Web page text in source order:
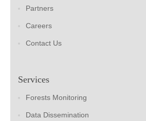
Partners
Careers
Contact Us
Services
Forests Monitoring
Data Dissemination